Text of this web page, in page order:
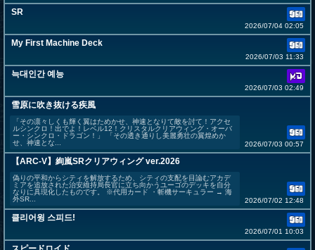
SR
2026/07/04 02:05
My First Machine Deck
2026/07/03 11:33
늑대인간 예능
2026/07/03 02:49
雪原に吹き抜ける疾風
「その凛々しくも輝く翼はためかせ、神速となりて敵を討て！アクセ
ルシンクロ！出でよ！レベル12！クリスタルクリアウィング・オーバ
ー・シンクロ・ドラゴン！」 「その透き通りし美麗勇壮の翼煌めか
せ、神速とな...
2026/07/03 00:57
【ARC-V】絢嵐SRクリアウィング ver.2026
偽りの平和からシティを解放するため、シティの支配を目論むアカデ
ミアを追放された治安維持局長官に立ち向かうユーゴのデッキを自分
なりに具現化したものです。 ※代用カード ・斬機サーキュラー → 海
外SR...
2026/07/02 12:48
클리어윙 스피드!
2026/07/01 10:03